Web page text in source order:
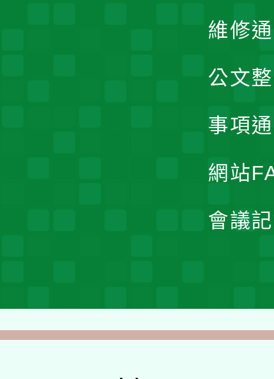
維修
公文
事項
網站
會議